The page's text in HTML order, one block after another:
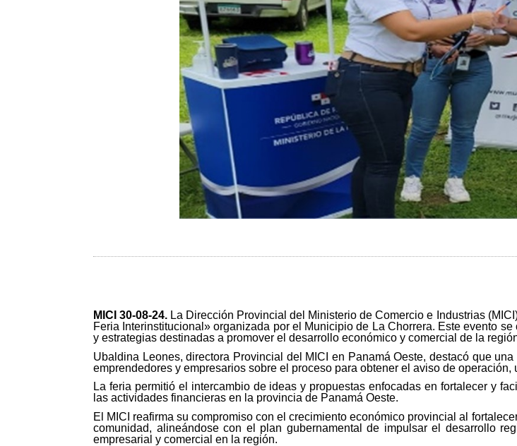
MICI 30-08-24. La Dirección Provincial del Ministerio de Comercio e Industrias
Feria Interinstitucional» organizada por el Municipio de La Chorrera. Este evento
y estrategias destinadas a promover el desarrollo económico y comercial de la
Ubaldina Leones, directora Provincial del MICI en Panamá Oeste, destacó que
emprendedores y empresarios sobre el proceso para obtener el aviso de
La feria permitió el intercambio de ideas y propuestas enfocadas en fortalecer y
las actividades financieras en la provincia de Panamá Oeste.
El MICI reafirma su compromiso con el crecimiento económico provincial al
comunidad, alineándose con el plan gubernamental de impulsar el desarrollo
empresarial y comercial en la región.